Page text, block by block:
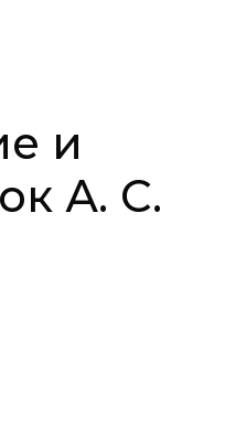
и
А. С.